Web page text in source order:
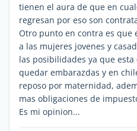
tienen el aura de que en
regresan por eso son
Otro punto en contra es que
a las mujeres jovenes y
las posibilidades ya que
quedar embarazdas y en
reposo por maternidad,
mas obligaciones de
Es mi opinion...